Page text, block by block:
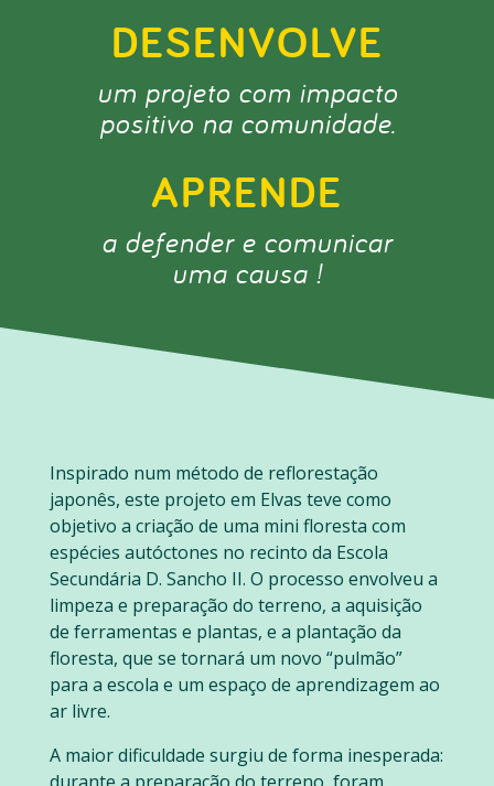
DESENVOLVE
um projeto com impacto
positivo na comunidade.
APRENDE
a defender e comunicar
uma causa !
Inspirado num método de reflorestação
japonês, este projeto em Elvas teve como
objetivo a criação de uma mini floresta com
espécies autóctones no recinto da Escola
Secundária D. Sancho II. O processo envolveu a
limpeza e preparação do terreno, a aquisição
de ferramentas e plantas, e a plantação da
floresta, que se tornará um novo “pulmão”
para a escola e um espaço de aprendizagem ao
ar livre.
A maior dificuldade surgiu de forma inesperada: